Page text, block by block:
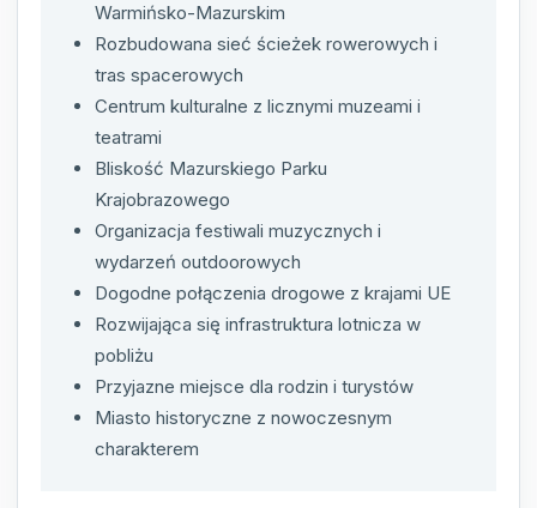
Warmińsko-Mazurskim
Rozbudowana sieć ścieżek rowerowych i
tras spacerowych
Centrum kulturalne z licznymi muzeami i
teatrami
Bliskość Mazurskiego Parku
Krajobrazowego
Organizacja festiwali muzycznych i
wydarzeń outdoorowych
Dogodne połączenia drogowe z krajami UE
Rozwijająca się infrastruktura lotnicza w
pobliżu
Przyjazne miejsce dla rodzin i turystów
Miasto historyczne z nowoczesnym
charakterem